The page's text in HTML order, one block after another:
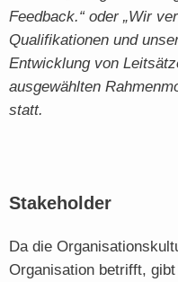
Feedback.“ oder „Wir
Qualifikationen und
Entwicklung von
ausgewählten
statt.
Stakeholder
Da die
Organisation betrifft,